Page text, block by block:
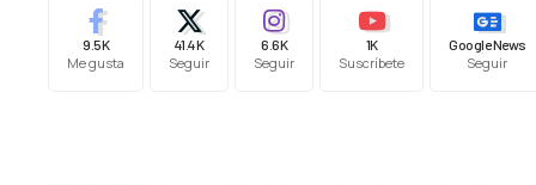
9.5K
Me gusta
41.4K
Seguir
6.6K
Seguir
1K
Suscríbete
Google News
Seguir